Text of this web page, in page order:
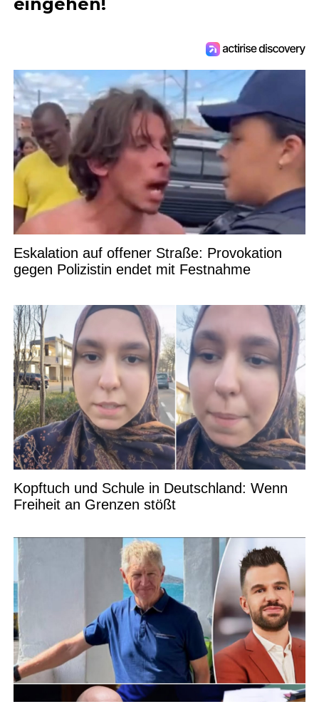
Eskalation auf offener Straße: Provokation
gegen Polizistin endet mit Festnahme
Kopftuch und Schule in Deutschland: Wenn
Freiheit an Grenzen stößt